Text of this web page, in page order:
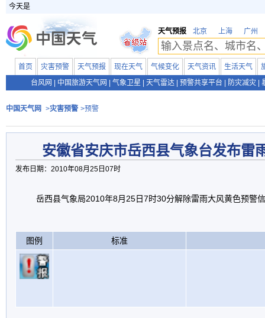
今天是
天气预报 北京 上海 广州
首页 灾害预警 天气预报 现在天气 气候变化 天气资讯 生活天气
台风网
中国旅游天气网 气象卫星 天气雷达 预警共享平台 防灾减灾
中国天气网 >灾害预警 >预警
安徽省安庆市岳西县气象台发布雷
发布日期：2010年08月25日07时
岳西县气象局2010年8月25日7时30分解除雷雨大风黄色预警
图例 标准